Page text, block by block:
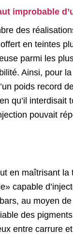
improbable
des
en teintes
parmi les
Ainsi, pour
poids record
qu’il interdisait
pouvait
en maîtrisant
capable
au moyen
des
entre carrure